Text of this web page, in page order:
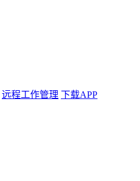
远程工作管理 下载APP